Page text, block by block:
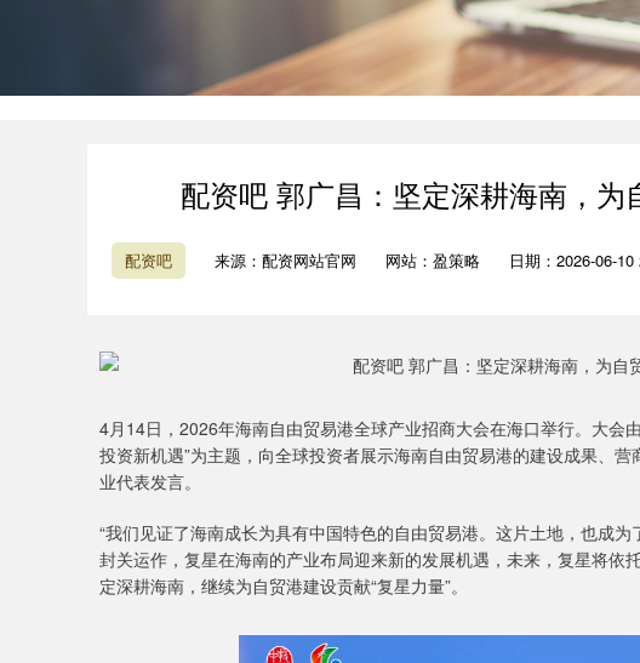
配资吧 郭广昌：坚定深耕海南，为
配资吧 来源：配资网站官网 网站：盈策略 日期：2026-06-
4月14日，2026年海南自由贸易港全球产业招商大会在海口举行。大会
投资新机遇”为主题，向全球投资者展示海南自由贸易港的建设成果、
业代表发言。
“我们见证了海南成长为具有中国特色的自由贸易港。这片土地，也成
封关运作，复星在海南的产业布局迎来新的发展机遇，未来，复星将依
定深耕海南，继续为自贸港建设贡献“复星力量”。